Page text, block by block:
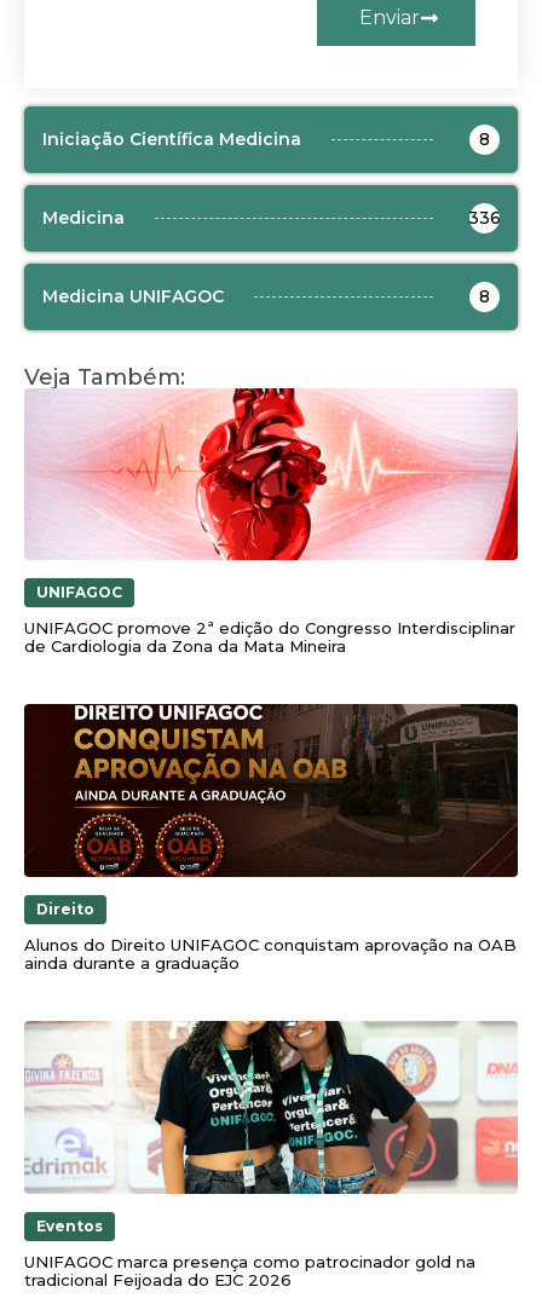
Enviar
Iniciação Científica Medicina 8
Medicina 336
Medicina UNIFAGOC 8
Veja Também:
UNIFAGOC
UNIFAGOC promove 2ª edição do Congresso Interdisciplinar
de Cardiologia da Zona da Mata Mineira
Direito
Alunos do Direito UNIFAGOC conquistam aprovação na OAB
ainda durante a graduação
Eventos
UNIFAGOC marca presença como patrocinador gold na
tradicional Feijoada do EJC 2026